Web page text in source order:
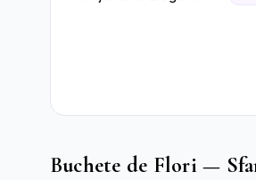
Buchete de Flori —